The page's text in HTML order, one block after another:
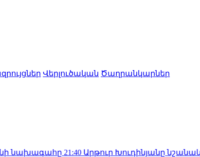
Վերլուծական Ծաղրանկարներ
21:40Արթուր Խուդինյանը նշանակվել է